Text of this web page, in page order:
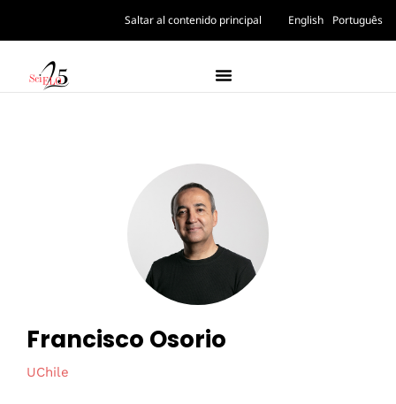
Saltar al contenido principal English Português
Francisco Osorio
UChile